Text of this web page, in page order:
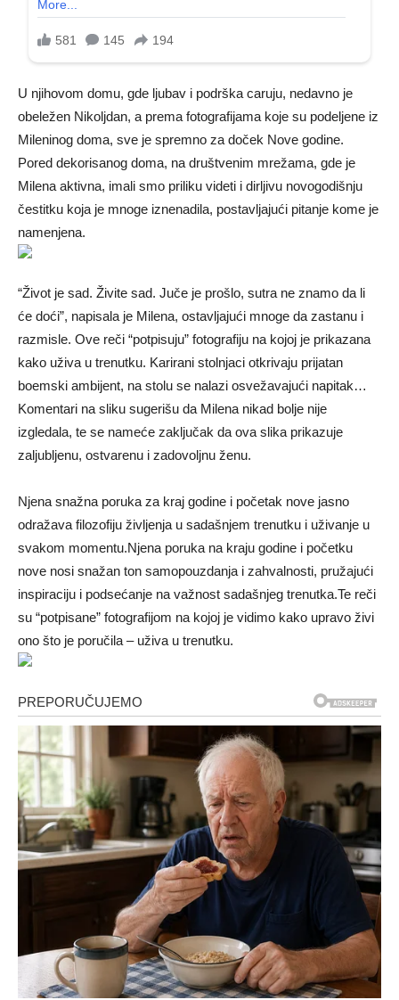
U njihovom domu, gde ljubav i podrška caruju, nedavno je
obeležen Nikoljdan, a prema fotografijama koje su podeljene iz
Mileninog doma, sve je spremno za doček Nove godine.
Pored dekorisanog doma, na društvenim mrežama, gde je
Milena aktivna, imali smo priliku videti i dirljivu novogodišnju
čestitku koja je mnoge iznenadila, postavljajući pitanje kome je
namenjena.
“Život je sad. Živite sad. Juče je prošlo, sutra ne znamo da li
će doći”, napisala je Milena, ostavljajući mnoge da zastanu i
razmisle. Ove reči “potpisuju” fotografiju na kojoj je prikazana
kako uživa u trenutku. Karirani stolnjaci otkrivaju prijatan
boemski ambijent, na stolu se nalazi osvežavajući napitak…
Komentari na sliku sugerišu da Milena nikad bolje nije
izgledala, te se nameće zaključak da ova slika prikazuje
zaljubljenu, ostvarenu i zadovoljnu ženu.
Njena snažna poruka za kraj godine i početak nove jasno
odražava filozofiju življenja u sadašnjem trenutku i uživanje u
svakom momentu.Njena poruka na kraju godine i početku
nove nosi snažan ton samopouzdanja i zahvalnosti, pružajući
inspiraciju i podsećanje na važnost sadašnjeg trenutka.Te reči
su “potpisane” fotografijom na kojoj je vidimo kako upravo živi
ono što je poručila – uživa u trenutku.